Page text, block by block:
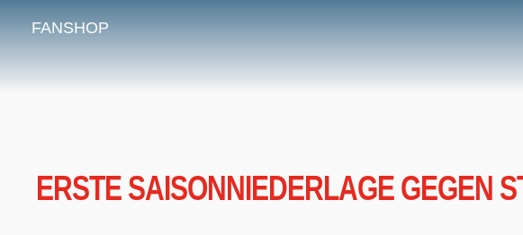
FANSHOP
ERSTE SAISONNIEDERLAGE GEGEN